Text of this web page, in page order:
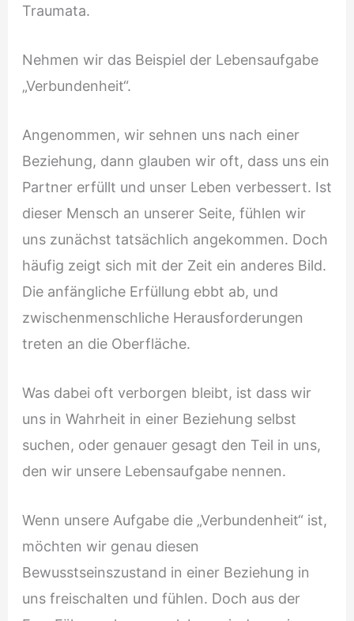
Traumata.
Nehmen wir das Beispiel der Lebensaufgabe
„Verbundenheit“.
Angenommen, wir sehnen uns nach einer
Beziehung, dann glauben wir oft, dass uns ein
Partner erfüllt und unser Leben verbessert. Ist
dieser Mensch an unserer Seite, fühlen wir
uns zunächst tatsächlich angekommen. Doch
häufig zeigt sich mit der Zeit ein anderes Bild.
Die anfängliche Erfüllung ebbt ab, und
zwischenmenschliche Herausforderungen
treten an die Oberfläche.
Was dabei oft verborgen bleibt, ist dass wir
uns in Wahrheit in einer Beziehung selbst
suchen, oder genauer gesagt den Teil in uns,
den wir unsere Lebensaufgabe nennen.
Wenn unsere Aufgabe die „Verbundenheit“ ist,
möchten wir genau diesen
Bewusstseinszustand in einer Beziehung in
uns freischalten und fühlen. Doch aus der